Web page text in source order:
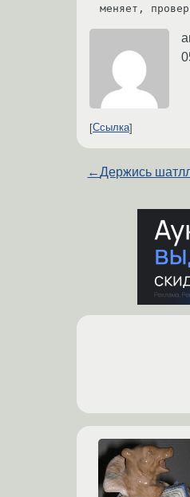
меняет,
Ссылка
←Держись